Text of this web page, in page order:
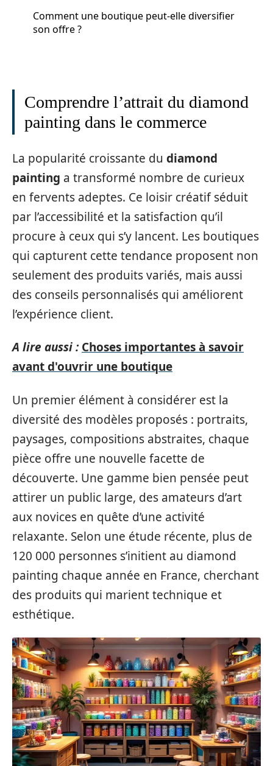
Comment une boutique peut-elle diversifier
son offre ?
Comprendre l’attrait du diamond
painting dans le commerce
La popularité croissante du diamond
painting a transformé nombre de curieux
en fervents adeptes. Ce loisir créatif séduit
par l’accessibilité et la satisfaction qu’il
procure à ceux qui s’y lancent. Les boutiques
qui capturent cette tendance proposent non
seulement des produits variés, mais aussi
des conseils personnalisés qui améliorent
l’expérience client.
A lire aussi : Choses importantes à savoir
avant d'ouvrir une boutique
Un premier élément à considérer est la
diversité des modèles proposés : portraits,
paysages, compositions abstraites, chaque
pièce offre une nouvelle facette de
découverte. Une gamme bien pensée peut
attirer un public large, des amateurs d’art
aux novices en quête d’une activité
relaxante. Selon une étude récente, plus de
120 000 personnes s’initient au diamond
painting chaque année en France, cherchant
des produits qui marient technique et
esthétique.